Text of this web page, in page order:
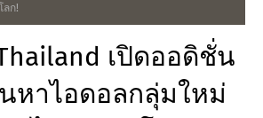
ลก!
เปิดออดิชั่น
หาไอดอลกลุ่มใหม่